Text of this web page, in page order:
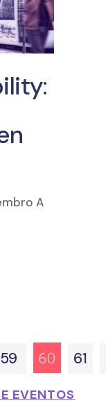
A
59 60 61
EVENTOS